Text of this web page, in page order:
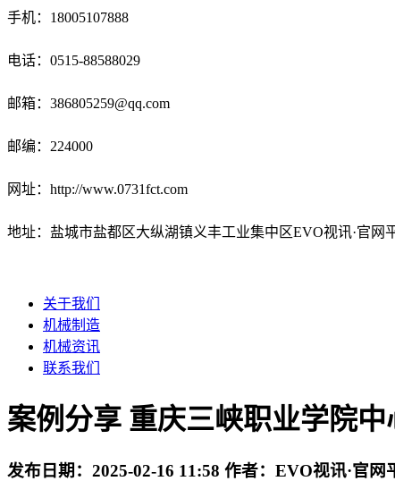
手机：18005107888
电话： 0515-88588029
邮箱： 386805259@qq.com
邮编：224000
网址：http://www.0731fct.com
地址：盐城市盐都区大纵湖镇义丰工业集中区EVO视讯·官网
关于我们
机械制造
机械资讯
联系我们
案例分享 重庆三峡职业学院
发布日期： 2025-02-16 11:58 作者： EVO视讯·官网